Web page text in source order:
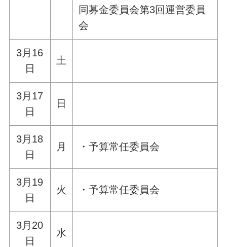
同募金委員会第3回運営委員
会
3月16
日
土
3月17
日
日
3月18
日
月 ・予算常任委員会
3月19
日
火 ・予算常任委員会
3月20
日
水